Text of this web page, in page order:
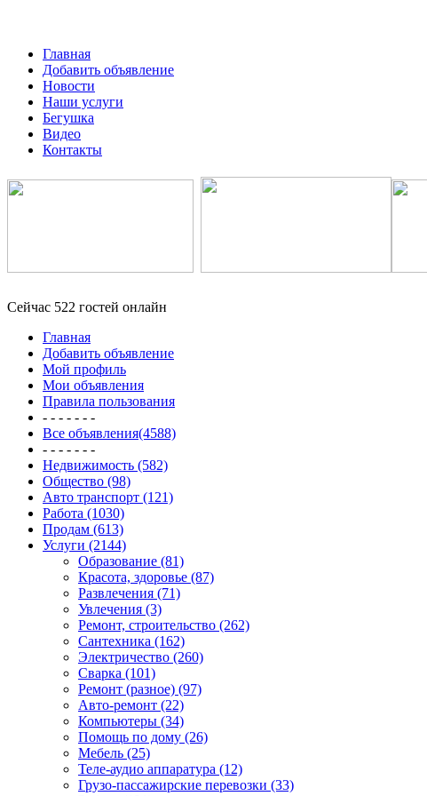
Главная
Добавить объявление
Новости
Наши услуги
Бегушка
Видео
Контакты
Сейчас 522 гостей онлайн
Главная
Добавить объявление
Мой профиль
Мои объявления
Правила пользования
- - - - - - -
Все объявления(4588)
- - - - - - -
Недвижимость (582)
Общество (98)
Авто транспорт (121)
Работа (1030)
Продам (613)
Услуги (2144)
Образование (81)
Красота, здоровье (87)
Развлечения (71)
Увлечения (3)
Ремонт, строительство (262)
Сантехника (162)
Электричество (260)
Сварка (101)
Ремонт (разное) (97)
Авто-ремонт (22)
Компьютеры (34)
Помощь по дому (26)
Мебель (25)
Теле-аудио аппаратура (12)
Грузо-пассажирские перевозки (33)